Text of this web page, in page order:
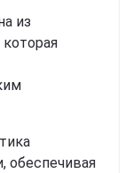
из
обеспечивая